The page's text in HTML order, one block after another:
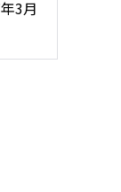
3月